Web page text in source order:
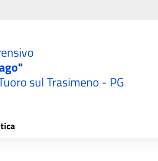
sul Trasimeno - PG